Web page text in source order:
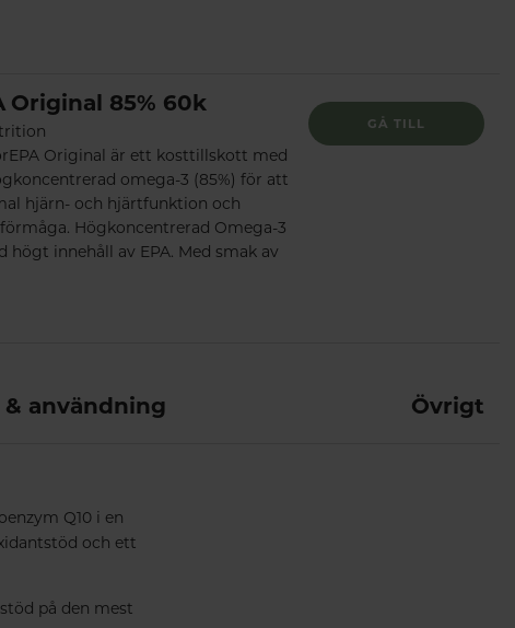
Original 85% 60k
Original är ett kosttillskott med
omega-3 (85%) för att
hjärn- och hjärtfunktion och
Högkoncentrerad Omega-3
högt innehåll av EPA. Med smak av
GÅ TILL
användning Övrigt
Q10 i en
och ett
på den mest